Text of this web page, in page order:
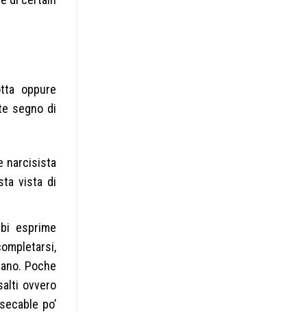
oppure
segno di
narcisista
vista di
esprime
Poche
ovvero
po’